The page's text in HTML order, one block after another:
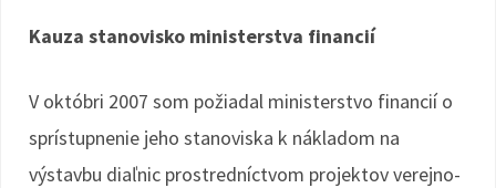
Kauza stanovisko ministerstva financií
V októbri 2007 som požiadal ministerstvo financií o
sprístupnenie jeho stanoviska k nákladom na
výstavbu diaľnic prostredníctvom projektov verejno-